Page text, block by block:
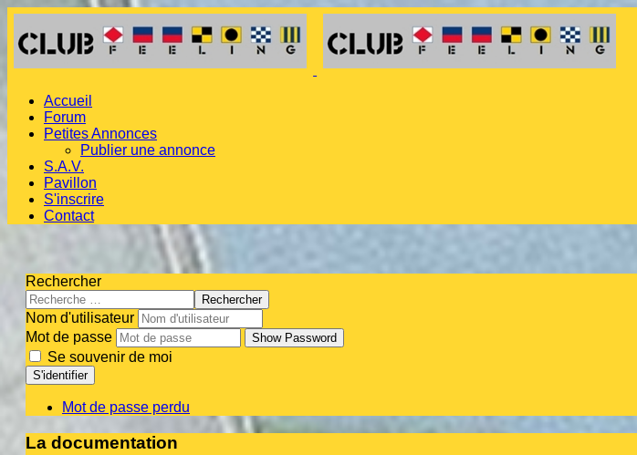
Accueil
Forum
Petites Annonces
Publier une annonce
S.A.V.
Pavillon
S'inscrire
Contact
Rechercher
Rechercher
Nom d'utilisateur
Mot de passe
Show Password
Se souvenir de moi
S'identifier
Mot de passe perdu
La documentation